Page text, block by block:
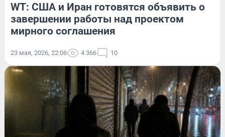
WT: США и Иран готовятся объявить о
завершении работы над проектом
мирного соглашения
23 мая, 2026, 22:06 4 366 10